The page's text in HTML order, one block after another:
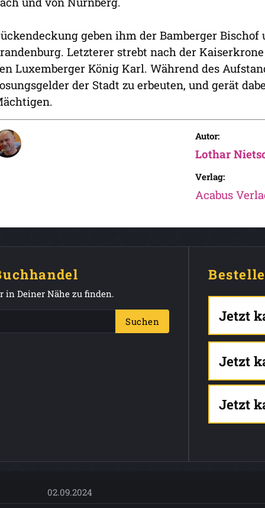
geben ihm der Bamberger
Letzterer strebt nach der
Luxemberger König Karl. Während des
der Stadt zu erbeuten, und gerät
Autor:
Lothar
Verlag:
Acabus
in Deiner Nähe zu finden.
Suchen Jetzt
Jetzt
Jetzt
02.09.2024